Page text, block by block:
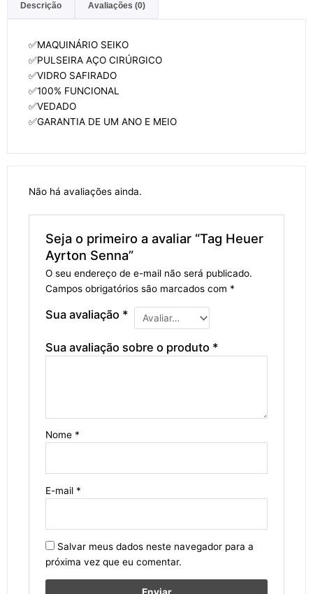
Descrição Avaliações (0)
✅MAQUINÁRIO SEIKO
✅PULSEIRA AÇO CIRÚRGICO
✅VIDRO SAFIRADO
✅100% FUNCIONAL
✅VEDADO
✅GARANTIA DE UM ANO E MEIO
Não há avaliações ainda.
Seja o primeiro a avaliar “Tag Heuer
Ayrton Senna”
O seu endereço de e-mail não será publicado.
Campos obrigatórios são marcados com *
Sua avaliação *
Sua avaliação sobre o produto *
Nome *
E-mail *
Salvar meus dados neste navegador para a
próxima vez que eu comentar.